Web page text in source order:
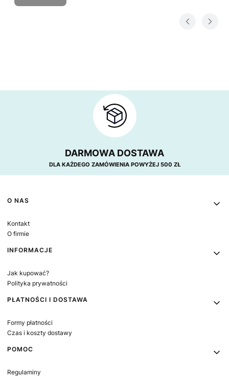
DARMOWA DOSTAWA
DLA KAŻDEGO ZAMÓWIENIA POWYŻEJ 500 ZŁ
Linki w stopce
O NAS
Kontakt
O firmie
INFORMACJE
Jak kupować?
Polityka prywatności
PŁATNOŚCI I DOSTAWA
Formy płatności
Czas i koszty dostawy
POMOC
Regulaminy